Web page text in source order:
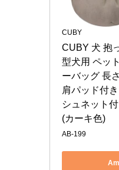
CUBY
CUBY 犬 抱
型犬用 ペッ
ーバッグ 長
肩パッド付
シュネット
(カーキ色)
AB-199